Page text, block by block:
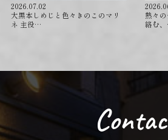
2026.07.02
⁡大黒本しめじと色々きのこのマリ
ネ 主役…
熱々
絡む